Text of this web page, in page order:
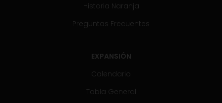
Historia Naranja
Preguntas Frecuentes
EXPANSIÓN
Calendario
Tabla General